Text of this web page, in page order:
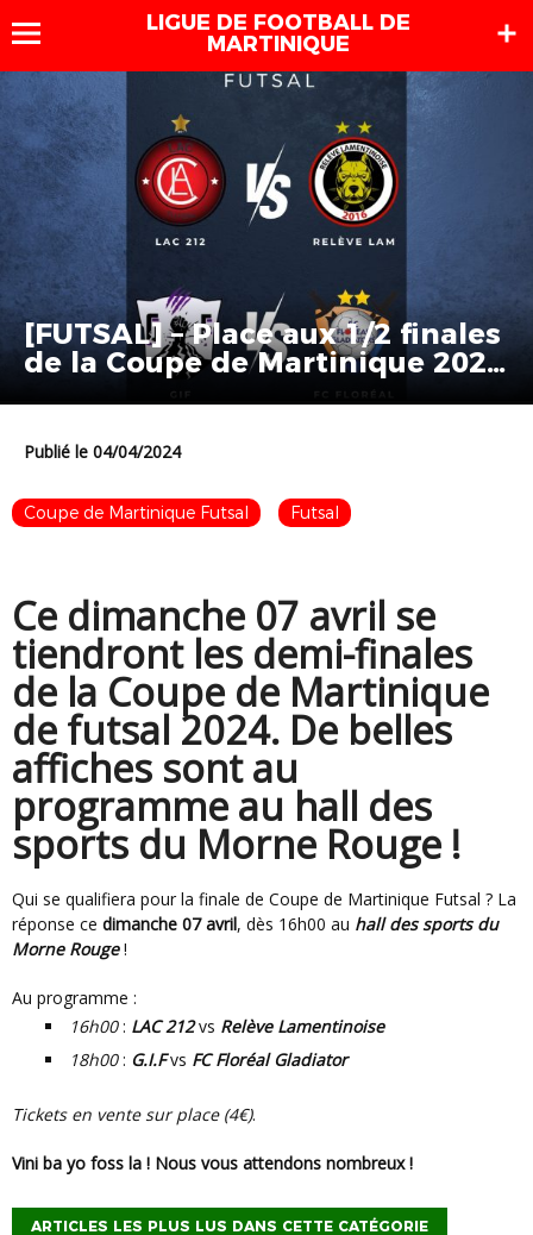
LIGUE DE FOOTBALL DE
MARTINIQUE
[FUTSAL] – Place aux 1/2 finales
de la Coupe de Martinique 2024
Publié le 04/04/2024
Coupe de Martinique Futsal Futsal
Ce dimanche 07 avril se
tiendront les demi-finales
de la Coupe de Martinique
de futsal 2024. De belles
affiches sont au
programme au hall des
sports du Morne Rouge !
Qui se qualifiera pour la finale de Coupe de Martinique Futsal ? La
réponse ce dimanche 07 avril, dès 16h00 au hall des sports du
Morne Rouge!
Au programme :
16h00: LAC 212vs Relève Lamentinoise
18h00: G.I.Fvs FC Floréal Gladiator
Tickets en vente sur place (4€).
Vini ba yo foss la ! Nous vous attendons nombreux !
ARTICLES LES PLUS LUS DANS CETTE CATÉGORIE